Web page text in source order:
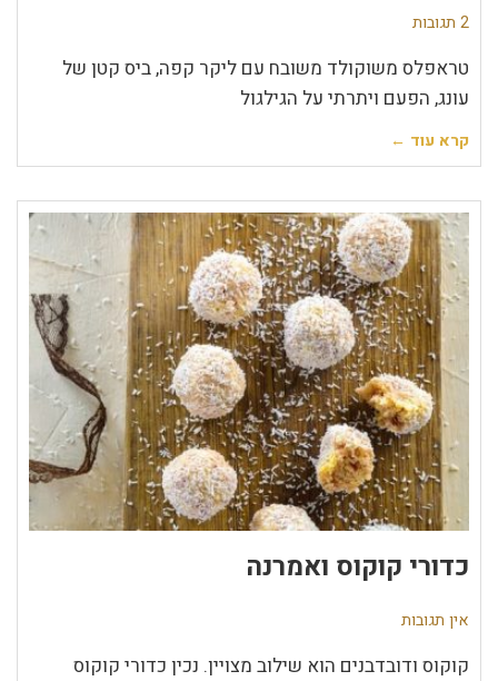
2 תגובות
טראפלס משוקולד משובח עם ליקר קפה, ביס קטן של
עונג, הפעם ויתרתי על הגילגול
קרא עוד ←
כדורי קוקוס ואמרנה
אין תגובות
קוקוס ודובדבנים הוא שילוב מצויין. נכין כדורי קוקוס